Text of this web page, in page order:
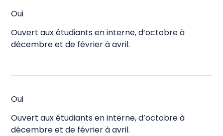
Oui
Ouvert aux étudiants en interne, d’octobre à
décembre et de février à avril.
Oui
Ouvert aux étudiants en interne, d’octobre à
décembre et de février à avril.